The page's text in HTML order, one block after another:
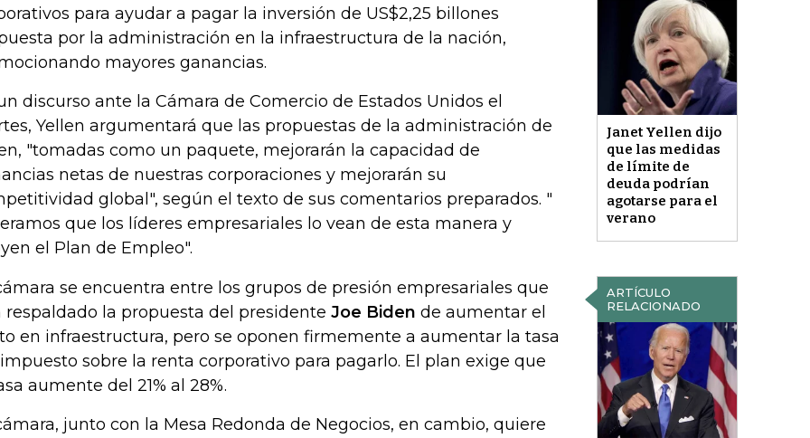
Janet Yellen dijo
que las medidas
de límite de
deuda podrían
agotarse para el
verano
para ayudar a pagar la inversión de US$2,25 billones
por la administración en la infraestructura de la nación,
mayores ganancias.
discurso ante la Cámara de Comercio de Estados Unidos el
Yellen argumentará que las propuestas de la administración de
"tomadas como un paquete, mejorarán la capacidad de
netas de nuestras corporaciones y mejorarán su
global", según el texto de sus comentarios preparados. "
que los líderes empresariales lo vean de esta manera y
el Plan de Empleo".
ARTÍCULO
RELACIONADO
se encuentra entre los grupos de presión empresariales que
respaldado la propuesta del presidente Joe Biden de aumentar el
en infraestructura, pero se oponen firmemente a aumentar la tasa
sobre la renta corporativo para pagarlo. El plan exige que
aumente del 21% al 28%.
junto con la Mesa Redonda de Negocios, en cambio, quiere